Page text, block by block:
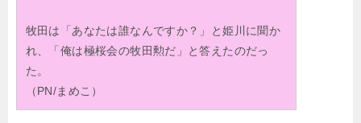
牧田は「あなたは誰なんですか？」と姫川に聞か
れ、「俺は極桜会の牧田勲だ」と答えたのだっ
た。
（PN/まめこ）